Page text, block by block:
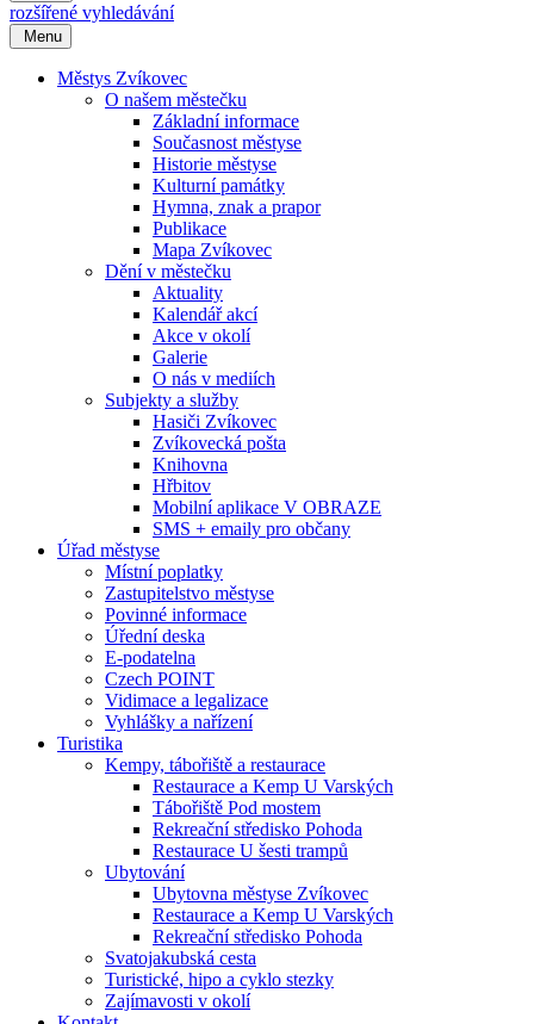
rozšířené vyhledávání
Menu
Městys Zvíkovec
O našem městečku
Základní informace
Současnost městyse
Historie městyse
Kulturní památky
Hymna, znak a prapor
Publikace
Mapa Zvíkovec
Dění v městečku
Aktuality
Kalendář akcí
Akce v okolí
Galerie
O nás v mediích
Subjekty a služby
Hasiči Zvíkovec
Zvíkovecká pošta
Knihovna
Hřbitov
Mobilní aplikace V OBRAZE
SMS + emaily pro občany
Úřad městyse
Místní poplatky
Zastupitelstvo městyse
Povinné informace
Úřední deska
E-podatelna
Czech POINT
Vidimace a legalizace
Vyhlášky a nařízení
Turistika
Kempy, tábořiště a restaurace
Restaurace a Kemp U Varských
Tábořiště Pod mostem
Rekreační středisko Pohoda
Restaurace U šesti trampů
Ubytování
Ubytovna městyse Zvíkovec
Restaurace a Kemp U Varských
Rekreační středisko Pohoda
Svatojakubská cesta
Turistické, hipo a cyklo stezky
Zajímavosti v okolí